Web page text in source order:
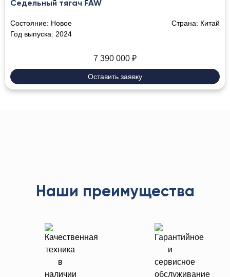
Седельный тягач FAW
Состояние: Новое Страна: Китай
Год выпуска: 2024
7 390 000 ₽
Оставить заявку
Наши преимущества